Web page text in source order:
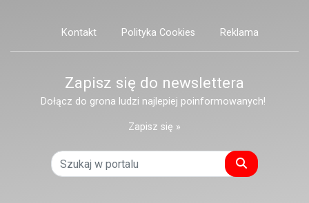
Kontakt Polityka Cookies Reklama
Zapisz się do newslettera
Dołącz do grona ludzi najlepiej poinformowanych!
Zapisz się »
Szukaj